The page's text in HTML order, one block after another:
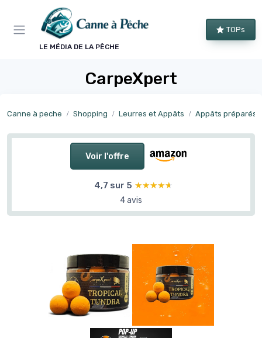
LE MÉDIA DE LA PÊCHE
TOPs
CarpeXpert
Canne à peche Shopping Leurres et Appâts Appâts préparés
Voir l'offre
4,7 sur 5 ★★★★★
★★★★★
4 avis
Panneau de gestion des cookies